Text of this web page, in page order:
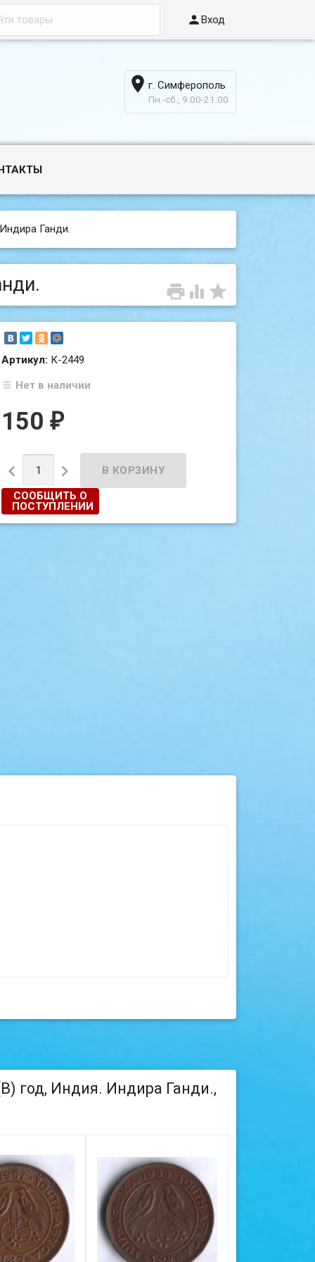
Вход
 г. Симферополь
Пн.-сб., 9.00-21.00
Ганди.
  
Артикул: К-2449
Нет в наличии
150₽
 
СООБЩИТЬ О
ПОСТУПЛЕНИИ
год, Индия. Индира Ганди.,